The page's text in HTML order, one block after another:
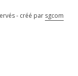
- créé par sgcom